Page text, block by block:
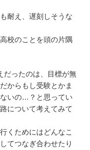
耐え、遅刻しそうな
校のことを頭の片隅
だったのは、目標が無
からもし受験とかま
いの…？と思ってい
について考えてみて
くためにはどんなこ
てつなぎ合わせたり